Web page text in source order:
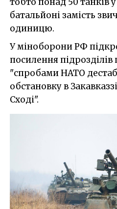
батальйоні замість
одиницю.
У міноборони РФ
посилення підрозділів
"спробами НАТО
обстановку в
Сході".